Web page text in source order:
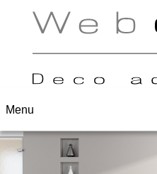
Menu